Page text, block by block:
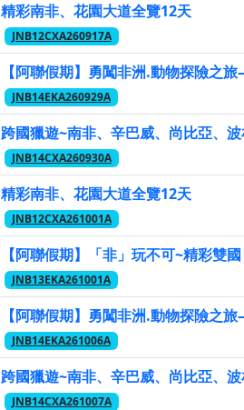
精彩南非、花園大道全覽12天
JNB12CXA260917A
【阿聯假期】勇闖非洲.動物探險之
JNB14EKA260929A
跨國獵遊~南非、辛巴威、尚比亞、
JNB14CXA260930A
精彩南非、花園大道全覽12天
JNB12CXA261001A
【阿聯假期】「非」玩不可~精彩雙
JNB13EKA261001A
【阿聯假期】勇闖非洲.動物探險之
JNB14EKA261006A
跨國獵遊~南非、辛巴威、尚比亞、
JNB14CXA261007A